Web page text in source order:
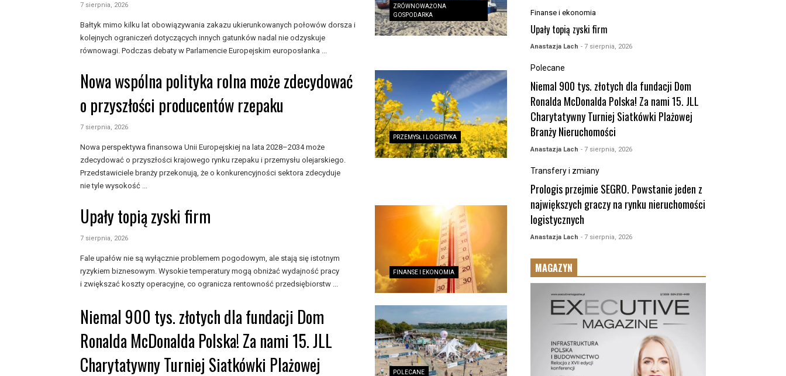
ZRÓWNOWAŻONA
GOSPODARKA
7 sierpnia, 2026
Bałtyk mimo kilku lat obowiązywania zakazu ukierunkowanych połowów dorsza i
kolejnych ograniczeń dotyczących innych gatunków nadal nie odzyskuje
równowagi. Podczas debaty w Parlamencie Europejskim europosłanka ...
PRZEMYSŁ I LOGISTYKA
Nowa wspólna polityka rolna może zdecydować
o przyszłości producentów rzepaku
7 sierpnia, 2026
Nowa perspektywa finansowa Unii Europejskiej na lata 2028–2034 może
zdecydować o przyszłości krajowego rynku rzepaku i przemysłu olejarskiego.
Przedstawiciele branży przekonują, że o konkurencyjności sektora zdecyduje
nie tyle wysokość ...
FINANSE I EKONOMIA
Upały topią zyski firm
7 sierpnia, 2026
Fale upałów nie są wyłącznie problemem pogodowym, ale stają się istotnym
ryzykiem biznesowym. Wysokie temperatury mogą obniżać wydajność pracy
i zwiększać koszty operacyjne, co ogranicza rentowność przedsiębiorstw ...
POLECANE
Niemal 900 tys. złotych dla fundacji Dom
Ronalda McDonalda Polska! Za nami 15. JLL
Charytatywny Turniej Siatkówki Plażowej
Finanse i ekonomia
Upały topią zyski firm
Anastazja Lach - 7 sierpnia, 2026
Polecane
Niemal 900 tys. złotych dla fundacji Dom
Ronalda McDonalda Polska! Za nami 15. JLL
Charytatywny Turniej Siatkówki Plażowej
Branży Nieruchomości
Anastazja Lach - 7 sierpnia, 2026
Transfery i zmiany
Prologis przejmie SEGRO. Powstanie jeden z
największych graczy na rynku nieruchomości
logistycznych
Anastazja Lach - 7 sierpnia, 2026
MAGAZYN